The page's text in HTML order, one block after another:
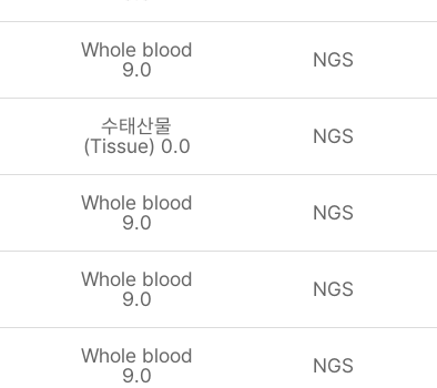
Whole blood
9.0
NGS
수태산물
(Tissue) 0.0
NGS
Whole blood
9.0
NGS
Whole blood
9.0
NGS
Whole blood
9.0
NGS